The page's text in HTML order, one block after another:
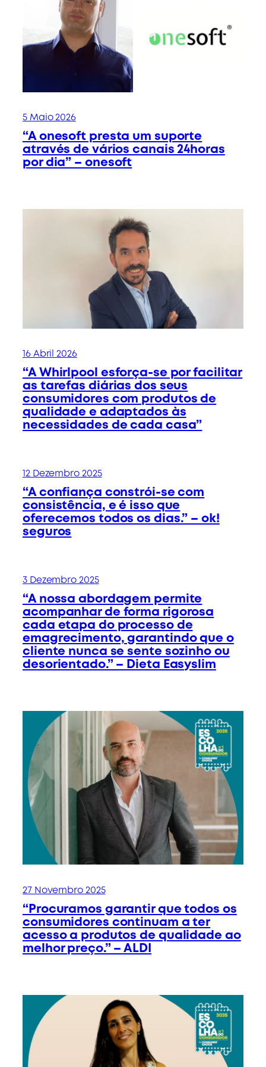
5 Maio 2026
“A onesoft presta um suporte
através de vários canais 24horas
por dia” – onesoft
16 Abril 2026
“A Whirlpool esforça-se por facilitar
as tarefas diárias dos seus
consumidores com produtos de
qualidade e adaptados às
necessidades de cada casa”
12 Dezembro 2025
“A confiança constrói-se com
consistência, e é isso que
oferecemos todos os dias.” – ok!
seguros
3 Dezembro 2025
“A nossa abordagem permite
acompanhar de forma rigorosa
cada etapa do processo de
emagrecimento, garantindo que o
cliente nunca se sente sozinho ou
desorientado.” – Dieta Easyslim
27 Novembro 2025
“Procuramos garantir que todos os
consumidores continuam a ter
acesso a produtos de qualidade ao
melhor preço.” – ALDI